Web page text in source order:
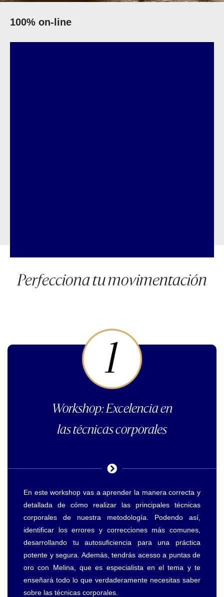
100% on-line
Perfecciona tu movimentación
Workshop: Excelencia en
las técnicas corporales
En este workshop vas a aprender la manera correcta y
detallada de cómo realizar las principales técnicas
corporales de nuestra metodología. Podendo así,
identificar los errores y correcciones más comunes,
desarrollando tu autosuficiencia para una práctica
potente y segura. Además, tendrás acesso a puntas de
oro con Melina, que es especialista en el tema y te
enseñará todo lo que verdaderamente necesitas saber
sobre las técnicas corporales.